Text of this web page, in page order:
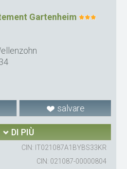
Gartenheim
salvare
DI PIÙ
CIN: IT021087A1BYBS33KR
CIN: 021087-00000804